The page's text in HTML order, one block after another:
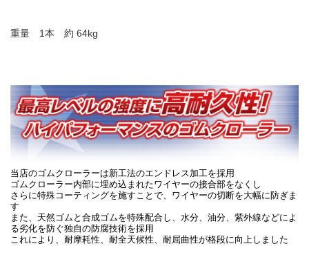
重量 1本 約 64kg
当店のゴムクローラーは新工法のエンドレス加工を採用
ゴムクローラー内部に埋め込まれたワイヤーの接合部をなくし
さらに特殊コーティングを施すことで、ワイヤーの切断を大幅に防ぎま
す
また、天然ゴムと合成ゴムを特殊配合し、水分、油分、紫外線などによ
る劣化を防ぐ独自の防腐技術を採用
これにより、耐摩耗性、耐全天候性、耐屈曲性が格段に向上しました